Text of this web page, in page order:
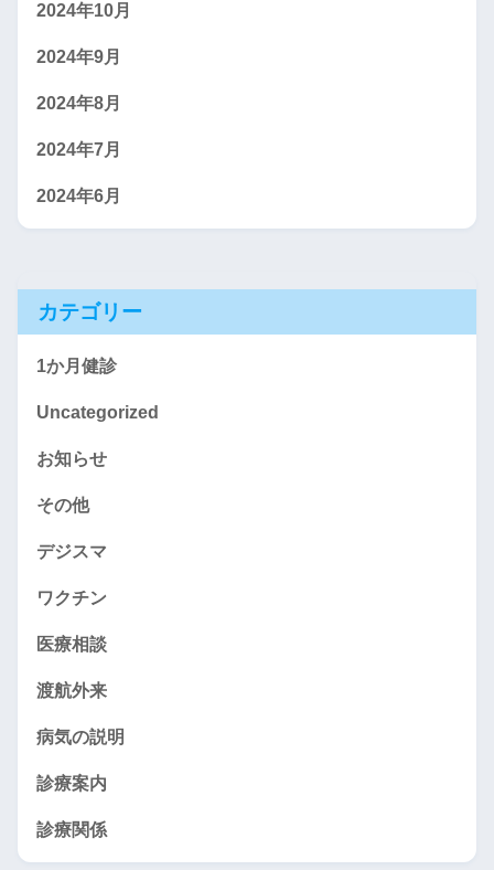
2024年10月
2024年9月
2024年8月
2024年7月
2024年6月
カテゴリー
1か月健診
Uncategorized
お知らせ
その他
デジスマ
ワクチン
医療相談
渡航外来
病気の説明
診療案内
診療関係